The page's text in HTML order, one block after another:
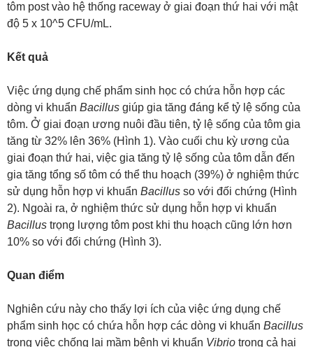
tôm post vào hệ thống raceway ở giai đoạn thứ hai với mật
độ 5 x 10^5 CFU/mL.
Kết quả
Việc ứng dụng chế phẩm sinh học có chứa hỗn hợp các
dòng vi khuẩn Bacillus giúp gia tăng đáng kể tỷ lệ sống của
tôm. Ở giai đoạn ương nuôi đầu tiên, tỷ lệ sống của tôm gia
tăng từ 32% lên 36% (Hình 1). Vào cuối chu kỳ ương của
giai đoạn thứ hai, việc gia tăng tỷ lệ sống của tôm dẫn đến
gia tăng tổng số tôm có thể thu hoạch (39%) ở nghiệm thức
sử dụng hỗn hợp vi khuẩn Bacillus so với đối chứng (Hình
2). Ngoài ra, ở nghiệm thức sử dụng hỗn hợp vi khuẩn
Bacillus trọng lượng tôm post khi thu hoạch cũng lớn hơn
10% so với đối chứng (Hình 3).
Quan điểm
Nghiên cứu này cho thấy lợi ích của việc ứng dụng chế
phẩm sinh học có chứa hỗn hợp các dòng vi khuẩn Bacillus
trong việc chống lại mầm bệnh vi khuẩn Vibrio trong cả hai